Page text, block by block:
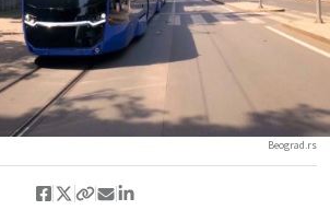
Beograd.rs